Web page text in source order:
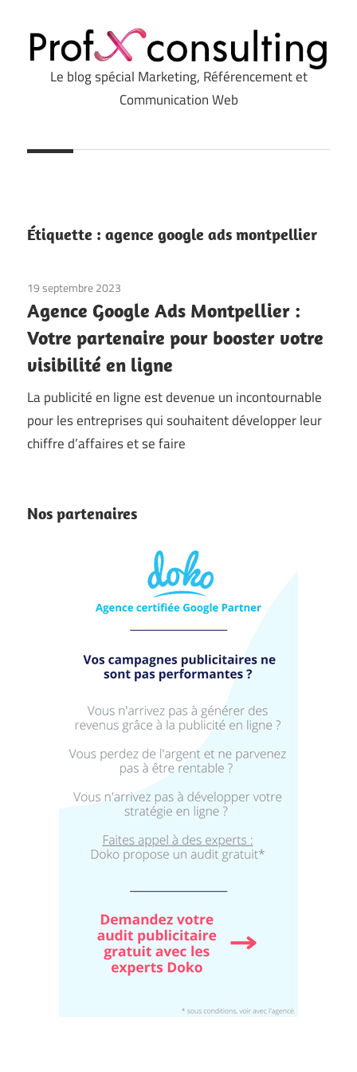
Profxconsulting.com
Le blog spécial Marketing, Référencement et
Communication Web
Étiquette : agence google ads montpellier
19 septembre 2023
Agence Google Ads Montpellier :
Votre partenaire pour booster votre
visibilité en ligne
La publicité en ligne est devenue un incontournable
pour les entreprises qui souhaitent développer leur
chiffre d’affaires et se faire
Nos partenaires